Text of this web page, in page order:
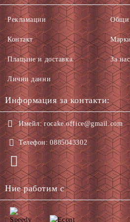
Рекламации
Контакт
Плащане и доставка
Лични данни
Общи
За нас
Информация за контакти:
Имейл: rocake.office@gmail.com
Телефон: 0885043302
Ние работим с